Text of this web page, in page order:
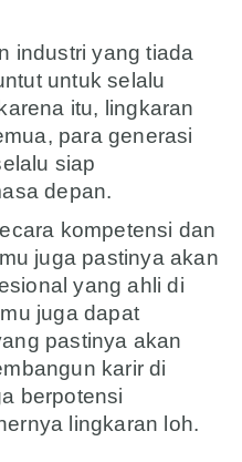
industri yang tiada
untuk selalu
itu, lingkaran
para generasi
siap
depan.
kompetensi dan
juga pastinya akan
yang ahli di
juga dapat
pastinya akan
karir di
berpotensi
lingkaran loh.